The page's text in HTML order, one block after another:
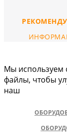
Мы используем
файлы, чтобы
наш